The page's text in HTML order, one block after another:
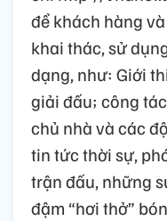
để khách hàng
khai thác, sử
dạng, như: Giới
giải đấu; công
chủ nhà và các
tin tức thời sự,
trận đấu, những
đậm “hơi thở”